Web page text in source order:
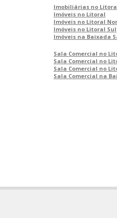
Imobiliárias no
Imóveis no Litoral
Imóveis no Litoral
Imóveis no Litoral Sul
Imóveis na Baixada
Sala Comercial no
Sala Comercial no
Sala Comercial no
Sala Comercial na